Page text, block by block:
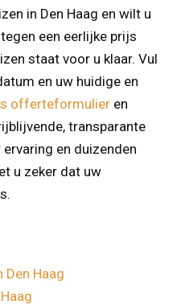
in Den Haag en wilt u
een eerlijke prijs
staat voor u klaar. Vul
en uw huidige en
offerteformulier en
transparante
en duizenden
u zeker dat uw
Haag